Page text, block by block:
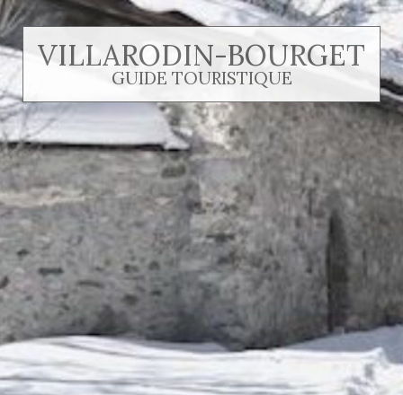
VILLARODIN-BOURGET
GUIDE TOURISTIQUE